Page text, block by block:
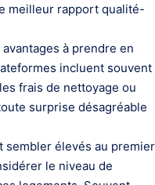
meilleur rapport qualité-
à prendre en
incluent souvent
frais de nettoyage ou
surprise désagréable
sembler élevés au premier
le niveau de